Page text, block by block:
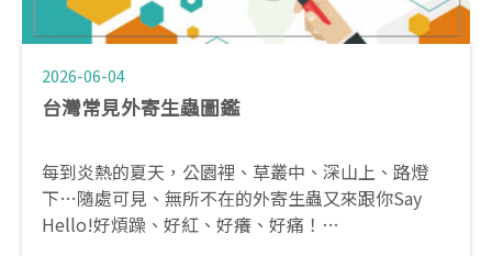
2026-06-04
台灣常見外寄生蟲圖鑑
每到炎熱的夏天，公園裡、草叢中、深山上、路燈
下…隨處可見、無所不在的外寄生蟲又來跟你Say
Hello!好煩躁、好紅、好癢、好痛！